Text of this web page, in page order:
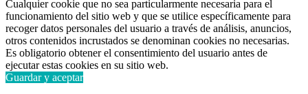
Cualquier cookie que no sea particularmente necesaria para el
funcionamiento del sitio web y que se utilice específicamente para
recoger datos personales del usuario a través de análisis, anuncios,
otros contenidos incrustados se denominan cookies no necesarias.
Es obligatorio obtener el consentimiento del usuario antes de
ejecutar estas cookies en su sitio web.
Guardar y aceptar